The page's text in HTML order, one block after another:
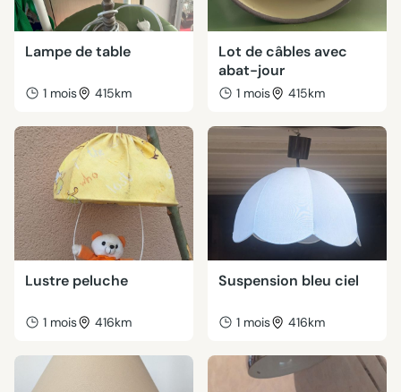
Lampe de table
1 mois 415km
Lot de câbles avec
abat-jour
1 mois 415km
Lustre peluche
1 mois 416km
Suspension bleu ciel
1 mois 416km